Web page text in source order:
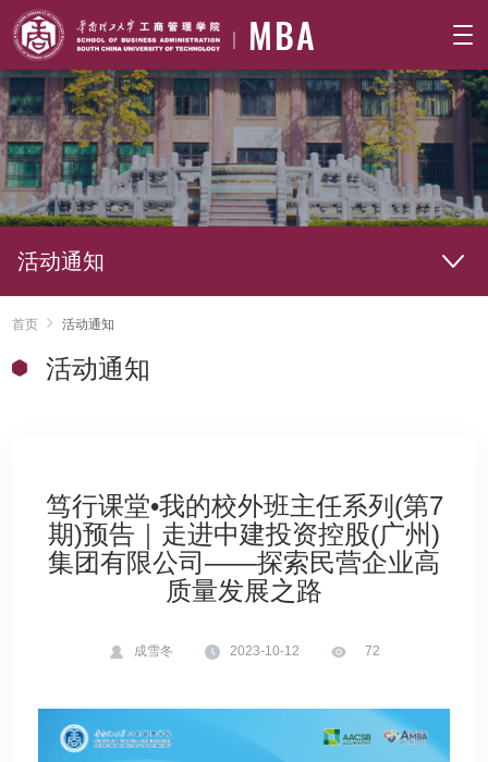
MBA
活动通知
首页 活动通知
活动通知
笃行课堂•我的校外班主任系列(第7
期)预告｜走进中建投资控股(广州)
集团有限公司——探索民营企业高
质量发展之路
成雪冬 2023-10-12 72